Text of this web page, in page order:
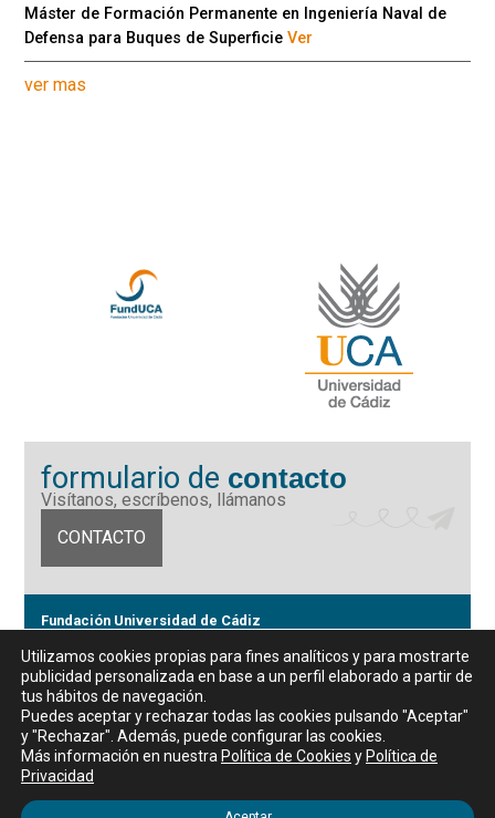
Máster de Formación Permanente en Ingeniería Naval de
Defensa para Buques de SuperficieVer
ver mas
formulario de contacto
Visítanos, escríbenos, llámanos
CONTACTO
Fundación Universidad de Cádiz
CIF: G11442167
956 07 03 70 / 72
Horario de atención al público
De lunes a viernes, de 9 a 14 horas
Utilizamos cookies propias para fines analíticos y para mostrarte
publicidad personalizada en base a un perfil elaborado a partir de
tus hábitos de navegación.
Puedes aceptar y rechazar todas las cookies pulsando "Aceptar"
y "Rechazar". Además, puede configurar las cookies.
Más información en nuestra Política de Cookies y Política de
Privacidad